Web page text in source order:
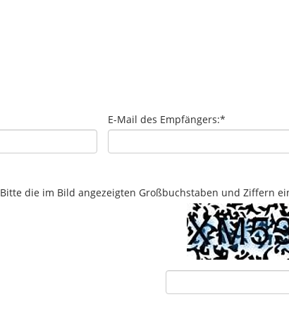
E-Mail des Empfängers:*
Bitte die im Bild angezeigten Großbuchstaben und Ziffern